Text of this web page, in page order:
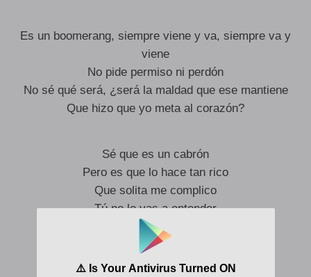
Es un boomerang, siempre viene y va, siempre va y
viene
No pide permiso ni perdón
No sé qué será, ¿será la maldad que ese mantiene
Que hizo que yo meta al corazón?
Sé que es un cabrón
Pero es que lo hace tan rico
Que solita me complico
Tú no lo vas a entender
Pero es que cómo te explico
Que este man lo hace tan rico